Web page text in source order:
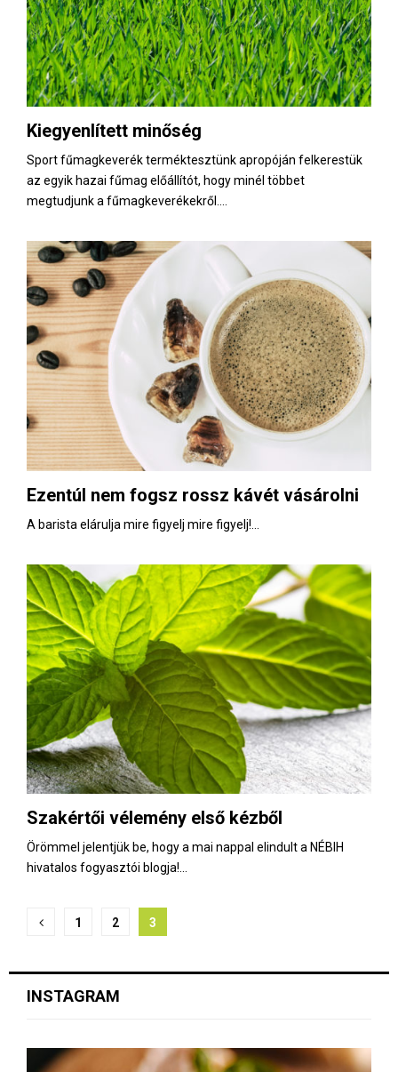
Kiegyenlített minőség
Sport fűmagkeverék terméktesztünk apropóján felkerestük
az egyik hazai fűmag előállítót, hogy minél többet
megtudjunk a fűmagkeverékekről....
Ezentúl nem fogsz rossz kávét vásárolni
A barista elárulja mire figyelj mire figyelj!...
Szakértői vélemény első kézből
Örömmel jelentjük be, hogy a mai nappal elindult a NÉBIH
hivatalos fogyasztói blogja!...
B
j
g
1 2 3
INSTAGRAM